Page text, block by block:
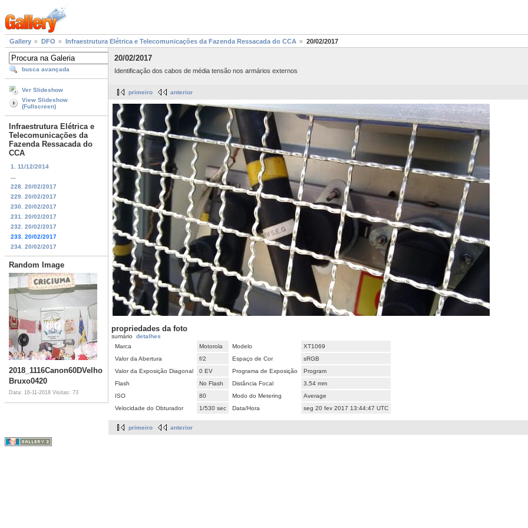
Gallery DFO Infraestrutura Elétrica e Telecomunicações da Fazenda Ressacada do CCA 20/02/2017
busca avançada
Ver Slideshow
View Slideshow
(Fullscreen)
Infraestrutura Elétrica e
Telecomunicações da
Fazenda Ressacada do
CCA
1. 11/12/2014
228. 20/02/2017
229. 20/02/2017
230. 20/02/2017
231. 20/02/2017
232. 20/02/2017
233. 20/02/2017
234. 20/02/2017
Random Image
2018_1116Canon60DVelho
Bruxo0420
Data: 16-11-2018 Visitas: 73
20/02/2017
Identificação dos cabos de média tensão nos armários externos
primeiro anterior
propriedades da foto
sumário detalhes
Marca
Motorola Modelo
XT1069
Valor da Abertura
f/2 Espaço de Cor
sRGB
Valor da Exposição Diagonal
0 EV Programa de Exposição
Program
Flash
No Flash Distância Focal
3,54 mm
ISO
80 Modo do Metering
Average
Velocidade do Obturador
1/530 sec Data/Hora seg 20 fev 2017 13:44:47 UTC
primeiro anterior